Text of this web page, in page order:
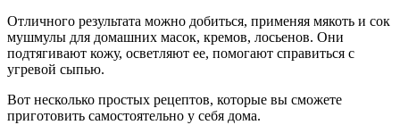
Отличного результата можно добиться, применяя мякоть и сок
мушмулы для домашних масок, кремов, лосьенов. Они
подтягивают кожу, осветляют ее, помогают справиться с
угревой сыпью.
Вот несколько простых рецептов, которые вы сможете
приготовить самостоятельно у себя дома.